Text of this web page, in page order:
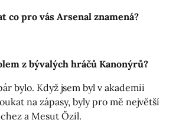
co pro vás Arsenal znamená?
z bývalých hráčů Kanonýrů?
bylo. Když jsem byl v akademii
na zápasy, byly pro mě největší
a Mesut Özil.